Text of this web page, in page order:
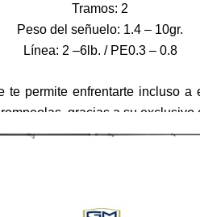
Tramos: 2
Peso del señuelo: 1.4 – 10gr.
Línea: 2 –6lb. / PE0.3 – 0.8
te permite enfrentarte incluso a
gracias a su exclusivo